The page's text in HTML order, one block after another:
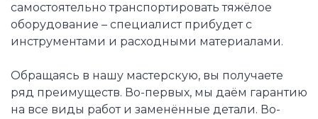
самостоятельно транспортировать тяжёлое
оборудование – специалист прибудет с
инструментами и расходными материалами.
Обращаясь в нашу мастерскую, вы получаете
ряд преимуществ. Во-первых, мы даём гарантию
на все виды работ и заменённые детали. Во-